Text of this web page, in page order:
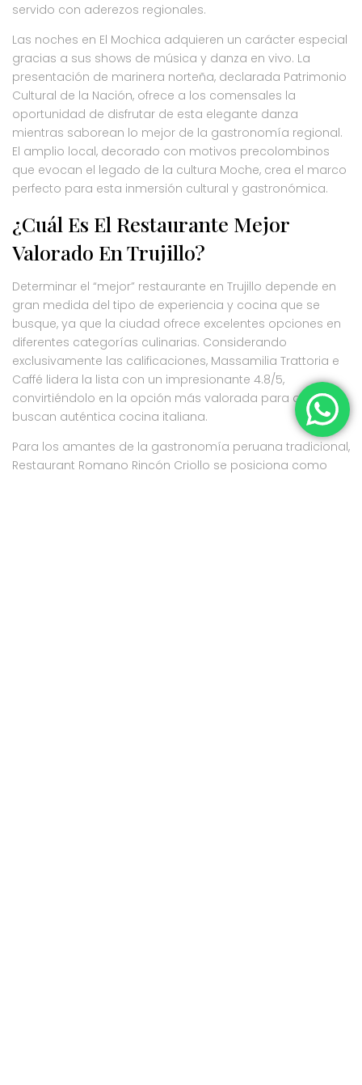
servido con aderezos regionales.
Las noches en El Mochica adquieren un carácter especial
gracias a sus shows de música y danza en vivo. La
presentación de marinera norteña, declarada Patrimonio
Cultural de la Nación, ofrece a los comensales la
oportunidad de disfrutar de esta elegante danza
mientras saborean lo mejor de la gastronomía regional.
El amplio local, decorado con motivos precolombinos
que evocan el legado de la cultura Moche, crea el marco
perfecto para esta inmersión cultural y gastronómica.
¿Cuál Es El Restaurante Mejor
Valorado En Trujillo?
Determinar el “mejor” restaurante en Trujillo depende en
gran medida del tipo de experiencia y cocina que se
busque, ya que la ciudad ofrece excelentes opciones en
diferentes categorías culinarias. Considerando
exclusivamente las calificaciones, Massamilia Trattoria e
Caffé lidera la lista con un impresionante 4.8/5,
convirtiéndolo en la opción más valorada para quienes
buscan auténtica cocina italiana.
Para los amantes de la gastronomía peruana tradicional,
Restaurant Romano Rincón Criollo se posiciona como